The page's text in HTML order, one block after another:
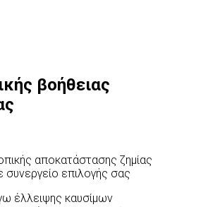
βοήθειας
αποκατάστασης ζημίας
συνεργείο επιλογής σας
έλλειψης καυσίμων